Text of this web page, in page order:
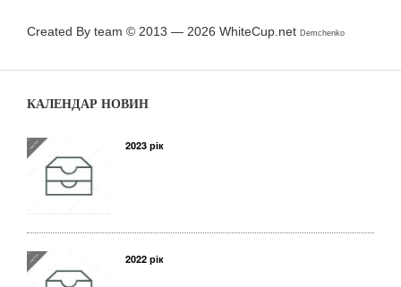
Created By team © 2013 — 2026 WhiteCup.net Demchenko
КАЛЕНДАР НОВИН
2023 рік
2022 рік